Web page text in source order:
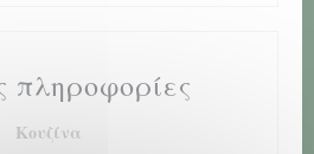
πληροφορίες
Κουζίνα